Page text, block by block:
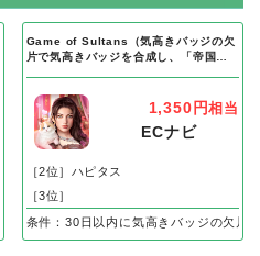
Game of Sultans（気高きバッジの欠
片で気高きバッジを合成し、「帝国五
1,350円相当
ECナビ
［2位］ハピタス
［3位］
条件：30日以内に気高きバッジの欠片